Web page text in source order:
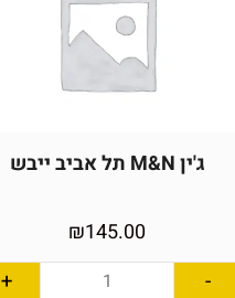
ג'ין M&N תל אביב ייבש
₪145.00
-
+